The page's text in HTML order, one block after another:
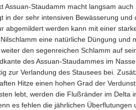
Assuan-Staudamm macht langsam auch
in der sehr intensiven Bewässerung und
abgemildert werden kann mit einer
eine natürliche Düngung und
den segenreichen Schlamm auf
des Assuan-Staudammes im
zur Verlandung des Stausees bei.
Hitze einen hohen Grad der
lebt, werden die Flußränder im Delta
es fehlen die jährlichen Überflutungen